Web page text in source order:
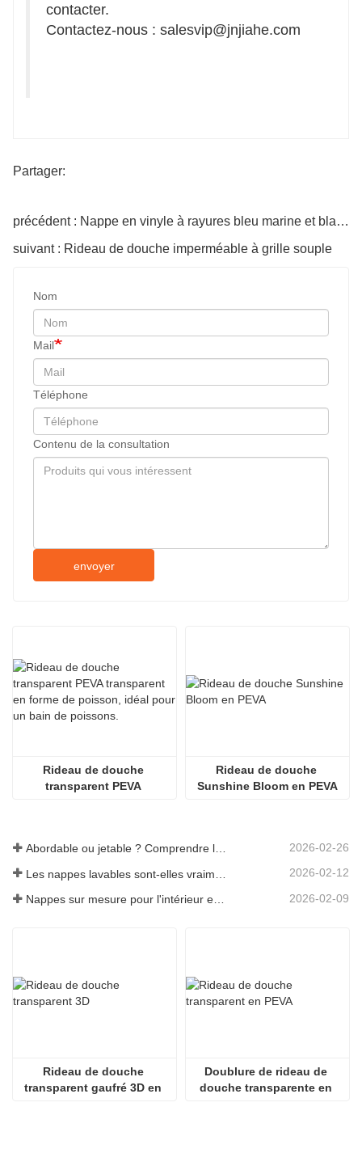
contacter.
Contactez-nous : salesvip@jnjiahe.com
Partager:
précédent : Nappe en vinyle à rayures bleu marine et blanches
suivant : Rideau de douche imperméable à grille souple
Nom
Mail
Téléphone
Contenu de la consultation
envoyer
Rideau de douche
transparent PEVA
Rideau de douche
Sunshine Bloom en PEVA
Abordable ou jetable ? Comprendre les nappes à prix réduit 2026-02-26
2026-02-12
2026-02-09
Rideau de douche
transparent gaufré 3D en
Doublure de rideau de
douche transparente en